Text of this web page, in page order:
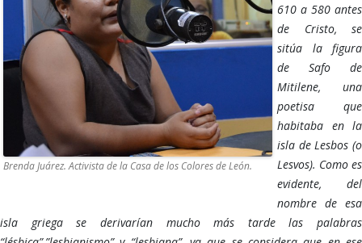
Brenda Juárez. Activista de la Casa de los Colores de León.
610 a 580 antes
de Cristo, se
sitúa la figura
de Safo de
Mitilene, una
poetisa que
habitaba en la
isla de Lesbos (o
Lesvos). Como es
evidente, del
nombre de esa
isla griega se derivarían mucho más tarde las palabras